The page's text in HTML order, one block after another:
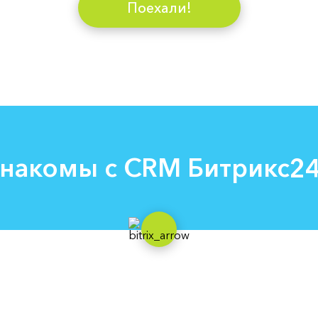
Поехали!
с СRM